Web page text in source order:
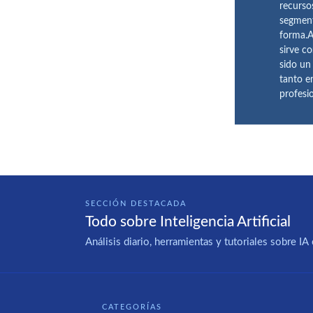
sirve
sido un
tanto
SECCIÓN DESTACADA
Todo sobre Inteligencia Artificial
Análisis diario, herramientas y tutoriales sobre
CATEGORÍAS